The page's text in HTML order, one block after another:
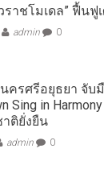
วราชโมเดล” ฟื้นฟู
admin 0
ครศรีอยุธยา จับ
Sing in
ติยั่งยืน
admin 0